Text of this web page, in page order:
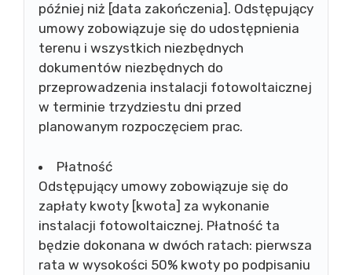
później niż [data zakończenia]. Odstępujący
umowy zobowiązuje się do udostępnienia
terenu i wszystkich niezbędnych
dokumentów niezbędnych do
przeprowadzenia instalacji fotowoltaicznej
w terminie trzydziestu dni przed
planowanym rozpoczęciem prac.
Płatność
Odstępujący umowy zobowiązuje się do
zapłaty kwoty [kwota] za wykonanie
instalacji fotowoltaicznej. Płatność ta
będzie dokonana w dwóch ratach: pierwsza
rata w wysokości 50% kwoty po podpisaniu